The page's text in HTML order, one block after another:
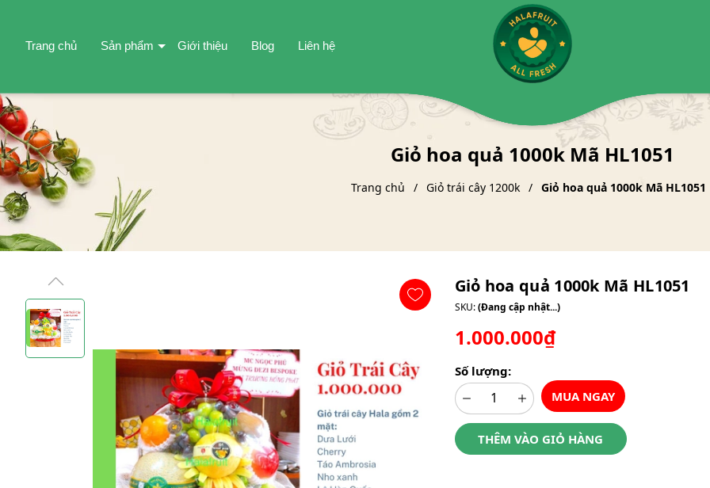
Trang chủ Sản phẩm Giới thiệu Blog Liên hệ
Giỏ hoa quả 1000k Mã HL1051
Trang chủ Giỏ trái cây 1200k Giỏ hoa quả 1000k Mã HL1051
Giỏ hoa quả 1000k Mã HL1051
SKU:(Đang cập nhật...)
1.000.000₫
Số lượng:
MUA NGAY
THÊM VÀO GIỎ HÀNG